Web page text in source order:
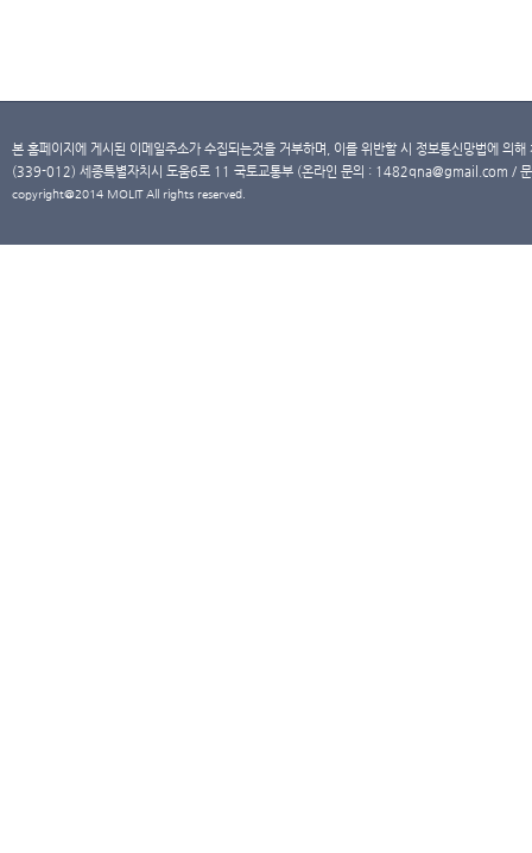
본 홈페이지에 게시된 이메일주소가 수집되는것을 거부하며, 이를 위반할 시 정보통신망법에 의
(339-012) 세종특별자치시 도움6로 11 국토교통부 (온라인 문의 : 1482qna@gmail.com /
copyright@2014 MOLIT All rights reserved.